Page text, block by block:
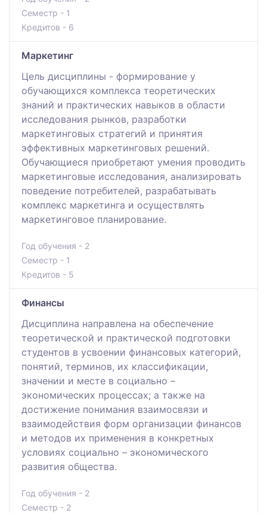
Семестр - 1
Кредитов - 6
Маркетинг
Цель дисциплины - формирование у
обучающихся комплекса теоретических
знаний и практических навыков в области
исследования рынков, разработки
маркетинговых стратегий и принятия
эффективных маркетинговых решений.
Обучающиеся приобретают умения проводить
маркетинговые исследования, анализировать
поведение потребителей, разрабатывать
комплекс маркетинга и осуществлять
маркетинговое планирование.
Год обучения - 2
Семестр - 1
Кредитов - 5
Финансы
Дисциплина направлена на обеспечение
теоретической и практической подготовки
студентов в усвоении финансовых категорий,
понятий, терминов, их классификации,
значении и месте в социально –
экономических процессах; а также на
достижение понимания взаимосвязи и
взаимодействия форм организации финансов
и методов их применения в конкретных
условиях социально – экономического
развития общества.
Год обучения - 2
Семестр - 2